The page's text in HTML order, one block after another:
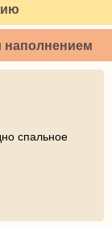
наполнением
спальное